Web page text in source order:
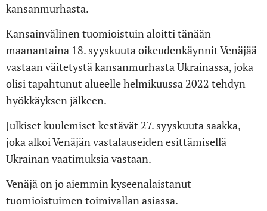
kansanmurhasta.
Kansainvälinen tuomioistuin aloitti tänään
maanantaina 18. syyskuuta oikeudenkäynnit Venäjää
vastaan ​​väitetystä kansanmurhasta Ukrainassa, joka
olisi tapahtunut alueelle helmikuussa 2022 tehdyn
hyökkäyksen jälkeen.
Julkiset kuulemiset kestävät 27. syyskuuta saakka,
joka alkoi Venäjän vastalauseiden esittämisellä
Ukrainan vaatimuksia vastaan.
Venäjä on jo aiemmin kyseenalaistanut
tuomioistuimen toimivallan asiassa.